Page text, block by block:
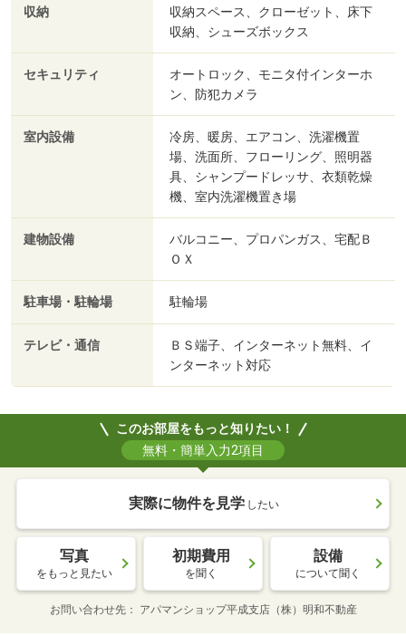
収納
収納スペース、クローゼット、床下
収納、シューズボックス
セキュリティ
オートロック、モニタ付インターホ
ン、防犯カメラ
室内設備
冷房、暖房、エアコン、洗濯機置
場、洗面所、フローリング、照明器
具、シャンプードレッサ、衣類乾燥
機、室内洗濯機置き場
建物設備
バルコニー、プロパンガス、宅配Ｂ
ＯＸ
駐車場・駐輪場 駐輪場
テレビ・通信
ＢＳ端子、インターネット無料、イ
ンターネット対応
このお部屋をもっと知りたい！
無料・簡単入力2項目
実際に物件を見学 したい
写真
をもっと見たい
初期費用
を聞く
設備
について聞く
お問い合わせ先 アパマンショップ平成支店（株）明和不動産